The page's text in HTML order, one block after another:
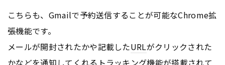
こちらも、Gmailで予約送信することが可能なChrome拡
張機能です。
メールが開封されたかや記載したURLがクリックされた
かなどを通知してくれるトラッキング機能が搭載されて